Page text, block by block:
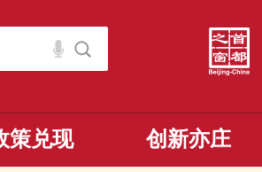
策兑现 创新亦庄